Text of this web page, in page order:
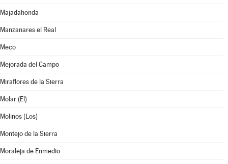
Majadahonda
Manzanares el Real
Meco
Mejorada del Campo
Miraflores de la Sierra
Molar (El)
Molinos (Los)
Montejo de la Sierra
Moraleja de Enmedio